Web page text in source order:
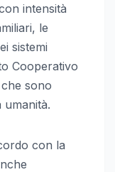
intensità
le
sistemi
Cooperativo
sono
umanità.
con la